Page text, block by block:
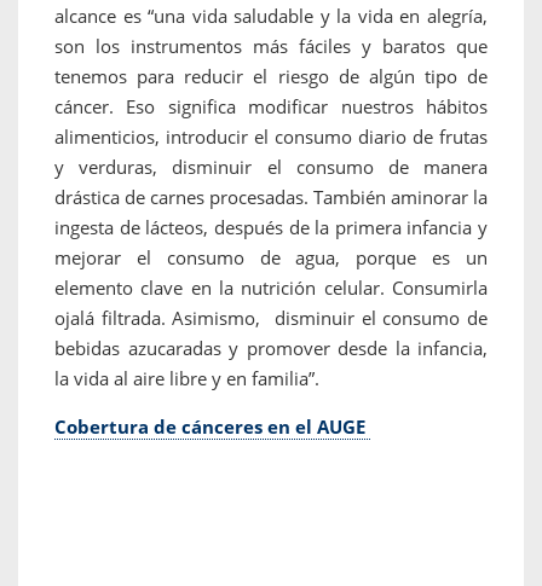
alcance es “una vida saludable y la vida en alegría,
son los instrumentos más fáciles y baratos que
tenemos para reducir el riesgo de algún tipo de
cáncer. Eso significa modificar nuestros hábitos
alimenticios, introducir el consumo diario de frutas
y verduras, disminuir el consumo de manera
drástica de carnes procesadas. También aminorar la
ingesta de lácteos, después de la primera infancia y
mejorar el consumo de agua, porque es un
elemento clave en la nutrición celular. Consumirla
ojalá filtrada. Asimismo, disminuir el consumo de
bebidas azucaradas y promover desde la infancia,
la vida al aire libre y en familia”.
Cobertura de cánceres en el AUGE